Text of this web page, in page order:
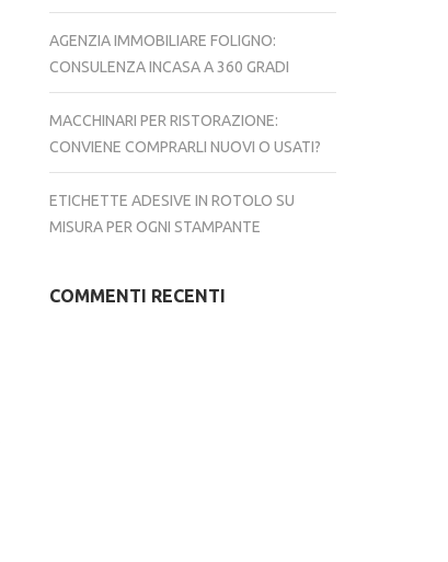
AGENZIA IMMOBILIARE FOLIGNO:
CONSULENZA INCASA A 360 GRADI
MACCHINARI PER RISTORAZIONE:
CONVIENE COMPRARLI NUOVI O USATI?
ETICHETTE ADESIVE IN ROTOLO SU
MISURA PER OGNI STAMPANTE
COMMENTI RECENTI